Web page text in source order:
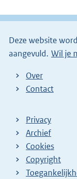
Deze website
aangevuld. Wil je
Over
Contact
Privacy
Archief
Cookies
Copyright